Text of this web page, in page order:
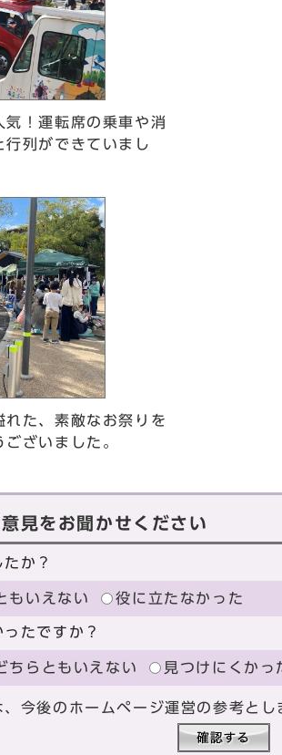
！運転席の乗車や消
行列ができていまし
た、素敵なお祭りを
ざいました。
見をお聞かせください
か？
もいえない 役に立たなかった
たですか？
ちらともいえない 見つけにくかっ
今後のホームページ運営の参考とし